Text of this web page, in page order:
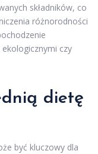
składników, co
różnorodności
czy
dietę
być kluczowy dla